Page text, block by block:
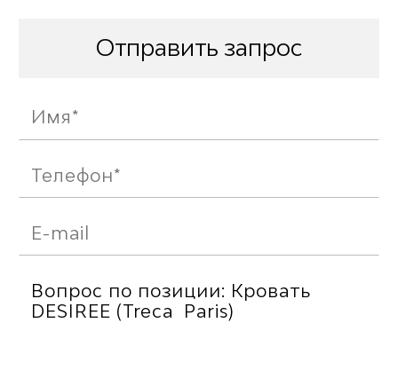
Отправить запрос